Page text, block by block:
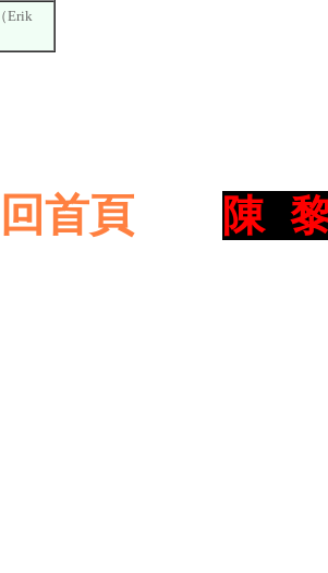
（Erik
回首頁 陳